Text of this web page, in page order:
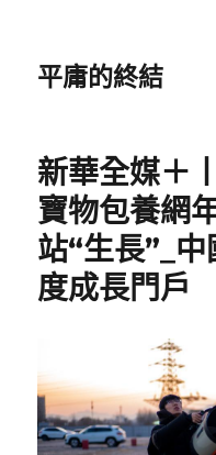
平庸的終結
新華全媒＋
寶物包養網
站“生長”_
度成長門戶